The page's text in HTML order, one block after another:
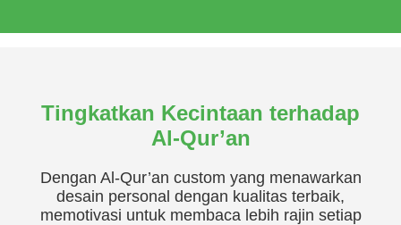
Tingkatkan Kecintaan terhadap
Al-Qur’an
Dengan Al-Qur’an custom yang menawarkan
desain personal dengan kualitas terbaik,
memotivasi untuk membaca lebih rajin setiap